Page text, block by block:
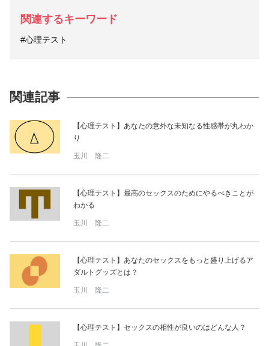
関連するキーワード
#心理テスト
関連記事
【心理テスト】あなたの意外な未知なる性感帯が丸わか
り
玉川 隆二
【心理テスト】最高のセックスのためにやるべきことが
わかる
玉川 隆二
【心理テスト】あなたのセックスをもっと盛り上げるア
ダルトグッズとは？
玉川 隆二
【心理テスト】セックスの相性が良いのはどんな人？